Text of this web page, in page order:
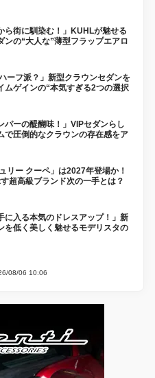
ら街に馴染む！」KUHLが魅せる
ンの“大人な”薄型フラップエアロ
ーフ派？」新型クラウンセダンを
ムゲインの“本気すぎる2つの選択
パーの醍醐味！」VIPセダンらし
で圧倒的なクラウンの存在感をア
リー クーペ」は2027年登場か！
超高級ブランド次の一手とは？
に入る本気のドレスアップ！」新
を低く美しく魅せるモデリスタの
08/06 10:06